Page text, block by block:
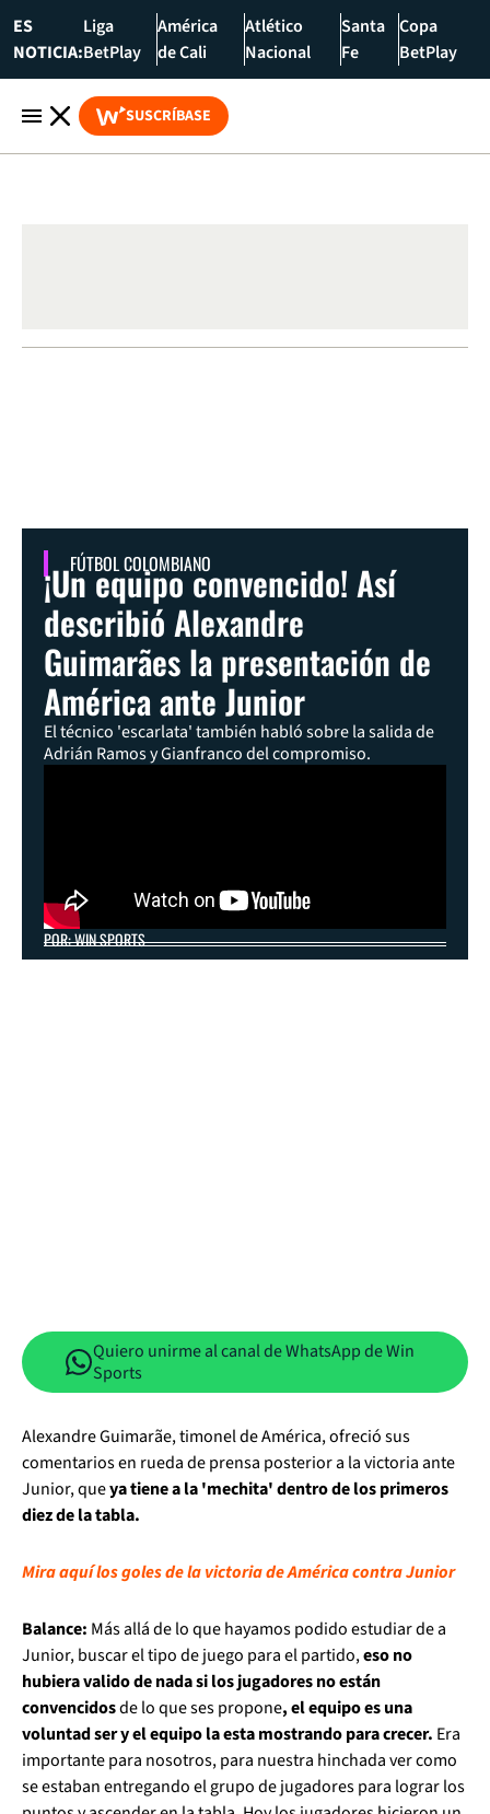
ES
NOTICIA:
Liga
BetPlay
América
de Cali
Atlético
Nacional
Santa
Fe
Copa
BetPlay
SUSCRÍBASE
FÚTBOL COLOMBIANO
¡Un equipo convencido! Así
describió Alexandre
Guimarães la presentación de
América ante Junior
El técnico 'escarlata' también habló sobre la salida de
Adrián Ramos y Gianfranco del compromiso.
POR: WIN SPORTS
Quiero unirme al canal de WhatsApp de Win
Sports
Alexandre Guimarãe, timonel de América, ofreció sus
comentarios en rueda de prensa posterior a la victoria ante
Junior, queya tiene a la 'mechita' dentro de los primeros
diez de la tabla.
Mira aquí los goles de la victoria de América contra Junior
Balance: Más allá de lo que hayamos podido estudiar de a
Junior, buscar el tipo de juego para el partido,eso no
hubiera valido de nada si los jugadores no están
convencidosde lo que ses propone, el equipo es una
voluntad ser y el equipo la esta mostrando para crecer. Era
importante para nosotros, para nuestra hinchada ver como
se estaban entregando el grupo de jugadores para lograr los